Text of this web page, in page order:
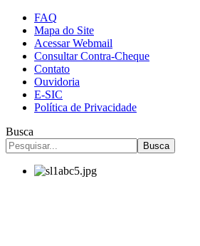
FAQ
Mapa do Site
Acessar Webmail
Consultar Contra-Cheque
Contato
Ouvidoria
E-SIC
Política de Privacidade
Busca
Busca